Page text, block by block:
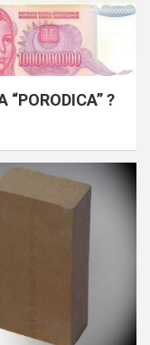
“PORODICA” ?